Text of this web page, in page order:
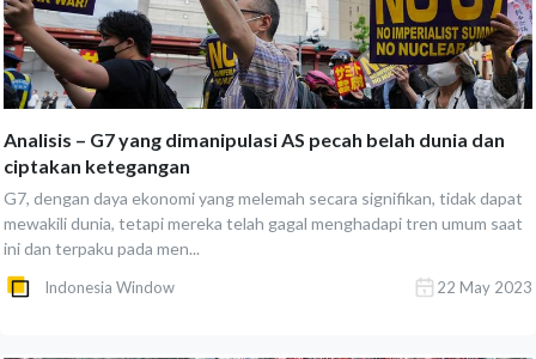
Analisis – G7 yang dimanipulasi AS pecah belah dunia dan
ciptakan ketegangan
G7, dengan daya ekonomi yang melemah secara signifikan, tidak dapat
mewakili dunia, tetapi mereka telah gagal menghadapi tren umum saat
ini dan terpaku pada men...
Indonesia Window 22 May 2023